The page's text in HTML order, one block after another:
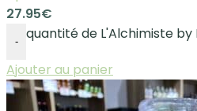
27.95€
-
quantité de L'Alchimiste
Ajouter au panier